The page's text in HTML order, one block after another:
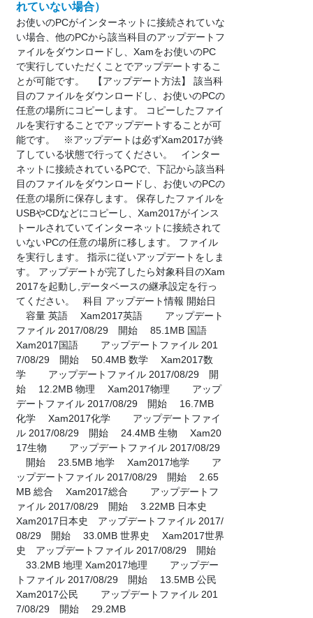
れていない場合）
お使いのPCがインターネットに接続されていな
い場合、他のPCから該当科目のアップデートフ
ァイルをダウンロードし、Xamをお使いのPC
で実行していただくことでアップデートするこ
とが可能です。 【アップデート方法】 該当科
目のファイルをダウンロードし、お使いのPCの
任意の場所にコピーします。 コピーしたファイ
ルを実行することでアップデートすることが可
能です。 ※アップデートは必ずXam2017が終
了している状態で行ってください。 インター
ネットに接続されているPCで、下記から該当科
目のファイルをダウンロードし、お使いのPCの
任意の場所に保存します。 保存したファイルを
USBやCDなどにコピーし、Xam2017がインス
トールされていてインターネットに接続されて
いないPCの任意の場所に移します。 ファイル
を実行します。 指示に従いアップデートをしま
す。 アップデートが完了したら対象科目のXam
2017を起動し,データベースの継承設定を行っ
てください。 科目 アップデート情報 開始日
容量 英語 Xam2017英語 アップデート
ファイル 2017/08/29 開始 85.1MB 国語
Xam2017国語 アップデートファイル 201
7/08/29 開始 50.4MB 数学 Xam2017数
学 アップデートファイル 2017/08/29 開
始 12.2MB 物理 Xam2017物理 アップ
デートファイル 2017/08/29 開始 16.7MB
化学 Xam2017化学 アップデートファイ
ル 2017/08/29 開始 24.4MB 生物 Xam20
17生物 アップデートファイル 2017/08/29
開始 23.5MB 地学 Xam2017地学 ア
ップデートファイル 2017/08/29 開始 2.65
MB 総合 Xam2017総合 アップデートフ
ァイル 2017/08/29 開始 3.22MB 日本史
Xam2017日本史 アップデートファイル 2017/
08/29 開始 33.0MB 世界史 Xam2017世界
史 アップデートファイル 2017/08/29 開始
33.2MB 地理 Xam2017地理 アップデー
トファイル 2017/08/29 開始 13.5MB 公民
Xam2017公民 アップデートファイル 201
7/08/29 開始 29.2MB